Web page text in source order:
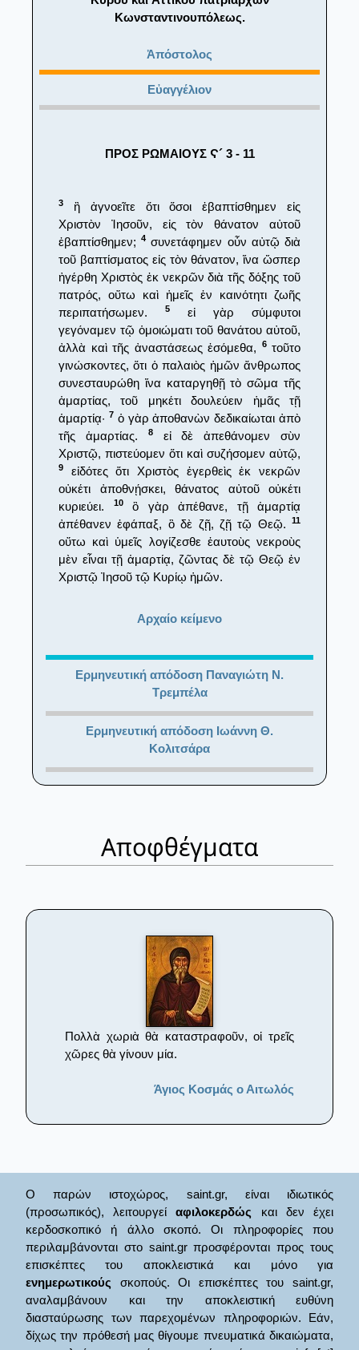
Κωνσταντινουπόλεως.
Ἀπόστολος
Εὐαγγέλιον
ΠΡΟΣ ΡΩΜΑΙΟΥΣ Ϛ´ 3 - 11
3
ἢ ἀγνοεῖτε ὅτι ὅσοι ἐβαπτίσθημεν εἰς
Χριστὸν Ἰησοῦν, εἰς τὸν θάνατον αὐτοῦ
ἐβαπτίσθημεν;4 συνετάφημεν οὖν αὐτῷ διὰ
τοῦ βαπτίσματος εἰς τὸν θάνατον, ἵνα ὥσπερ
ἠγέρθη Χριστὸς ἐκ νεκρῶν διὰ τῆς δόξης τοῦ
πατρός, οὕτω καὶ ἡμεῖς ἐν καινότητι ζωῆς
περιπατήσωμεν.
5
εἰ γὰρ σύμφυτοι
γεγόναμεν τῷ ὁμοιώματι τοῦ θανάτου αὐτοῦ,
ἀλλὰ καὶ τῆς ἀναστάσεως ἐσόμεθα,
6τοῦτο
γινώσκοντες, ὅτι ὁ παλαιὸς ἡμῶν ἄνθρωπος
συνεσταυρώθη ἵνα καταργηθῇ τὸ σῶμα τῆς
ἁμαρτίας, τοῦ μηκέτι δουλεύειν ἡμᾶς τῇ
ἁμαρτίᾳ· 7 ὁ γὰρ ἀποθανὼν δεδικαίωται ἀπὸ
τῆς ἁμαρτίας.
8εἰ δὲ ἀπεθάνομεν σὺν
Χριστῷ, πιστεύομεν ὅτι καὶ συζήσομεν αὐτῷ,
9
εἰδότες ὅτι Χριστὸς ἐγερθεὶς ἐκ νεκρῶν
οὐκέτι ἀποθνῄσκει, θάνατος αὐτοῦ οὐκέτι
κυριεύει.
10ὃ γὰρ ἀπέθανε, τῇ ἁμαρτίᾳ
ἀπέθανεν ἐφάπαξ, ὃ δὲ ζῇ, ζῇ τῷ Θεῷ.
11
οὕτω καὶ ὑμεῖς λογίζεσθε ἑαυτοὺς νεκροὺς
μὲν εἶναι τῇ ἁμαρτίᾳ, ζῶντας δὲ τῷ Θεῷ ἐν
Χριστῷ Ἰησοῦ τῷ Κυρίῳ ἡμῶν.
Αρχαίο κείμενο
Ερμηνευτική απόδοση Παναγιώτη Ν.
Τρεμπέλα
Ερμηνευτική απόδοση Ιωάννη Θ.
Κολιτσάρα
Αποφθέγματα
Πολλὰ χωριὰ θὰ καταστραφοῦν, οἱ τρεῖς
χῶρες θὰ γίνουν μία.
Άγιος Κοσμάς ο Αιτωλός
Ο παρών ιστοχώρος, saint.gr, είναι ιδιωτικός
(προσωπικός), λειτουργείαφιλοκερδώς και δεν έχει
κερδοσκοπικό ή άλλο σκοπό. Οι πληροφορίες που
περιλαμβάνονται στο saint.gr προσφέρονται προς τους
επισκέπτες του αποκλειστικά και μόνο για
ενημερωτικούς σκοπούς. Οι επισκέπτες του saint.gr,
αναλαμβάνουν και την αποκλειστική ευθύνη
διασταύρωσης των παρεχομένων πληροφοριών. Εάν,
δίχως την πρόθεσή μας θίγουμε πνευματικά δικαιώματα,